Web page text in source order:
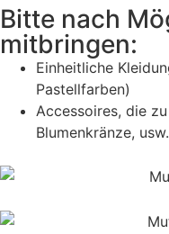
Bitte nach
mitbringen:
Einheitliche
Pastellfarben)
Accessoires, die
Blumenkränze,